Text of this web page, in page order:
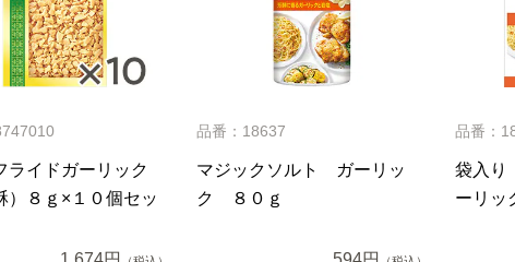
イドガーリック
）８ｇ×１０個セッ
品番：18637
マジックソルト ガーリッ
ク ８０ｇ
品番：
袋入
ーリ